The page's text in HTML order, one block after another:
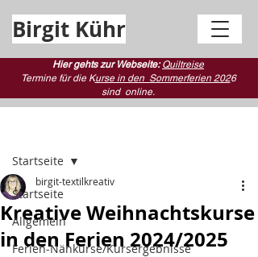
Birgit Kühr
Hier gehts zur Webseite:Quiltreise
Termine für die Kurse in den Sommerferien 2026
sind online.
Startseite
Allgemein
Ferien-Nähkurse/Kursergebnisse
Startseite
Kreative Weihnachtskurse
in den Ferien 2024/2025
birgit-textilkreativ